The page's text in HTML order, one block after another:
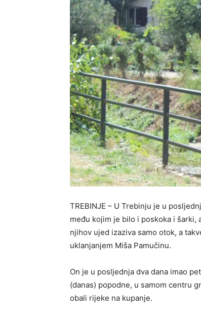
TREBINJE – U Trebinju je u
među kojim je bilo i poskoka i
njihov ujed izaziva samo otok, a
uklanjanjem Miša Pamučinu.
On je u posljednja dva dana imao
(danas) popodne, u samom centru
obali rijeke na kupanje.